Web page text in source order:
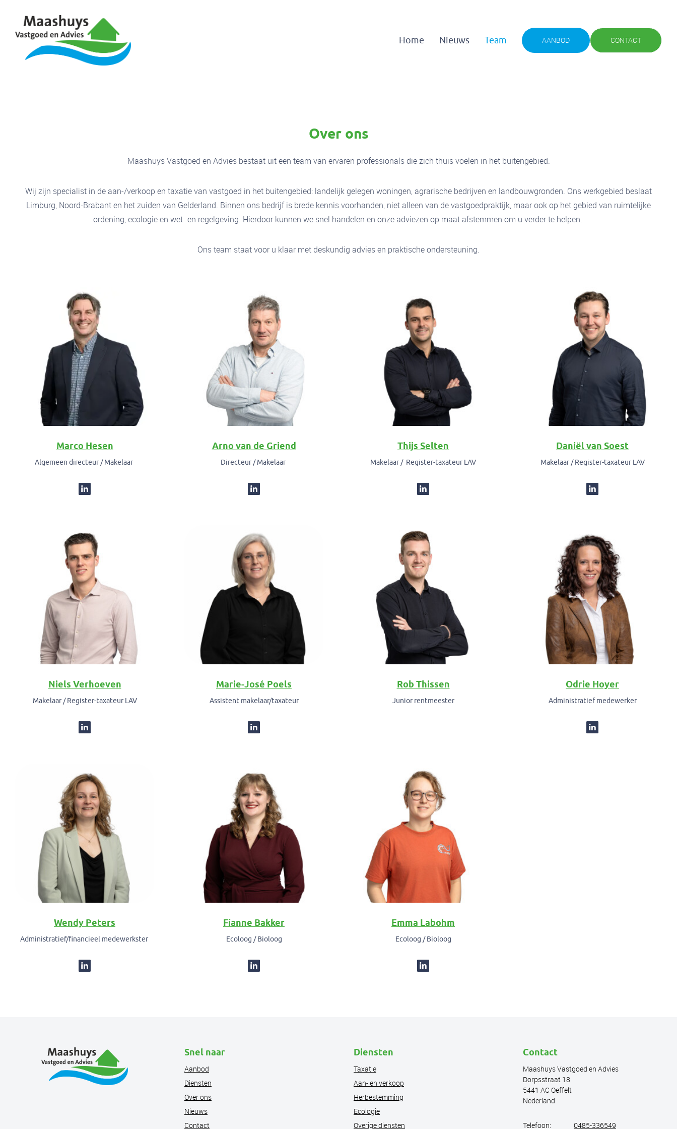
Home Nieuws Team AANBOD CONTACT
Over ons
Maashuys Vastgoed en Advies bestaat uit een team van ervaren professionals die zich thuis voelen in het buitengebied.
Wij zijn specialist in de aan-/verkoop en taxatie van vastgoed in het buitengebied: landelijk gelegen woningen, agrarische bedrijven en landbouwgronden. Ons werkgebied beslaat
Limburg, Noord-Brabant en het zuiden van Gelderland. Binnen ons bedrijf is brede kennis voorhanden, niet alleen van de vastgoedpraktijk, maar ook op het gebied van ruimtelijke
ordening, ecologie en wet- en regelgeving. Hierdoor kunnen we snel handelen en onze adviezen op maat afstemmen om u verder te helpen.
Ons team staat voor u klaar met deskundig advies en praktische ondersteuning.
Marco Hesen
Algemeen directeur / Makelaar
Arno van de Griend
Directeur / Makelaar
Thijs Selten
Makelaar / Register-taxateur LAV
Daniël van Soest
Makelaar / Register-taxateur LAV
Niels Verhoeven
Makelaar / Register-taxateur LAV
Marie-José Poels
Assistent makelaar/taxateur
Rob Thissen
Junior rentmeester
Odrie Hoyer
Administratief medewerker
Wendy Peters
Administratief/financieel medewerkster
Fianne Bakker
Ecoloog / Bioloog
Emma Labohm
Ecoloog / Bioloog
Snel naar
Aanbod
Diensten
Over ons
Nieuws
Contact
Diensten
Taxatie
Aan- en verkoop
Herbestemming
Ecologie
Overige diensten
Contact
Maashuys Vastgoed en Advies
Dorpsstraat 18
5441 AC Oeffelt
Nederland
Telefoon: 0485-336549